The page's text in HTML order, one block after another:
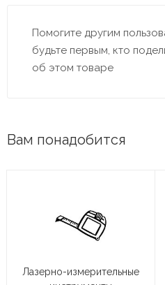
Помогите другим
будьте первым, кто
об этом товаре
Вам понадобится
Лазерно-измерительные